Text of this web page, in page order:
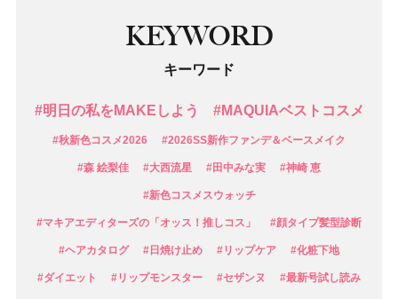
KEYWORD
キーワード
#明日の私をMAKEしよう #MAQUIAベストコスメ
#秋新色コスメ2026 #2026SS新作ファンデ＆ベースメイク
#森 絵梨佳 #大西流星 #田中みな実 #神崎 恵
#新色コスメスウォッチ
#マキアエディターズの「オッス！推しコス」 #顔タイプ髪型診断
#ヘアカタログ #日焼け止め #リップケア #化粧下地
#ダイエット #リップモンスター #セザンヌ #最新号試し読み